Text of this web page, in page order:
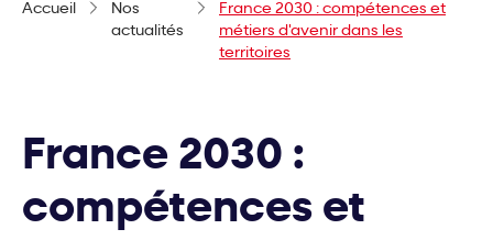
Accueil
Nos
actualités
France 2030 : compétences et
métiers d'avenir dans les
territoires
France 2030 :
compétences et